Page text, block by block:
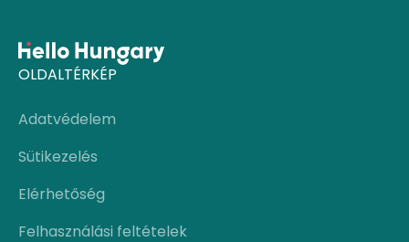
OLDALTÉRKÉP
Adatvédelem
Sütikezelés
Elérhetőség
Felhasználási feltételek